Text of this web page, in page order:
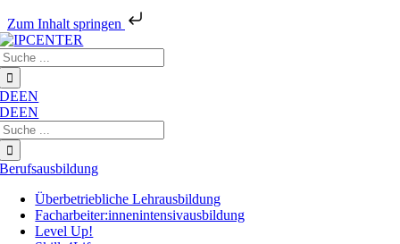
Zum Inhalt springen
Zum
Inhalt
springen
DEEN
DEEN
Berufsausbildung
Überbetriebliche Lehrausbildung
Facharbeiter:innenintensivausbildung
Level Up!